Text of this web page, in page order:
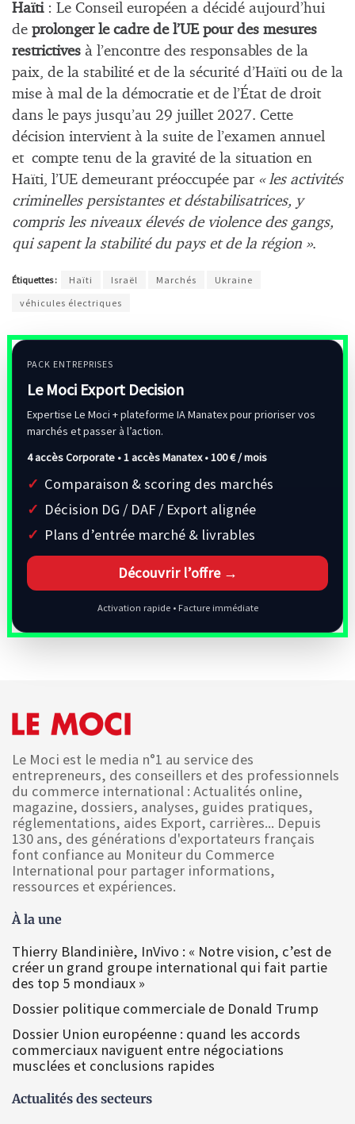
Haïti: Le Conseil européen a décidé aujourd’hui
de prolonger le cadre de l’UE pour des mesures
restrictives à l’encontre des responsables de la
paix, de la stabilité et de la sécurité d’Haïti ou de la
mise à mal de la démocratie et de l’État de droit
dans le pays jusqu’au 29 juillet 2027. Cette
décision intervient à la suite de l’examen annuel
et compte tenu de la gravité de la situation en
Haïti, l’UE demeurant préoccupée par « les activités
criminelles persistantes et déstabilisatrices, y
compris les niveaux élevés de violence des gangs,
qui sapent la stabilité du pays et de la région ».
Étiquettes : Haïti Israël Marchés
Ukraine
véhicules électriques
PACK ENTREPRISES
Le Moci Export Decision
Expertise Le Moci + plateforme IA Manatex pour prioriser vos
marchés et passer à l’action.
4 accès Corporate • 1 accès Manatex •100 € / mois
Comparaison & scoring des marchés
Décision DG / DAF / Export alignée
Plans d’entrée marché & livrables
Découvrir l’offre →
Activation rapide • Facture immédiate
Le Moci est le media n°1 au service des
entrepreneurs, des conseillers et des professionnels
du commerce international : Actualités online,
magazine, dossiers, analyses, guides pratiques,
réglementations, aides Export, carrières... Depuis
130 ans, des générations d'exportateurs français
font confiance au Moniteur du Commerce
International pour partager informations,
ressources et expériences.
À la une
Thierry Blandinière, InVivo : « Notre vision, c’est de
créer un grand groupe international qui fait partie
des top 5 mondiaux »
Dossier politique commerciale de Donald Trump
Dossier Union européenne : quand les accords
commerciaux naviguent entre négociations
musclées et conclusions rapides
Actualités des secteurs